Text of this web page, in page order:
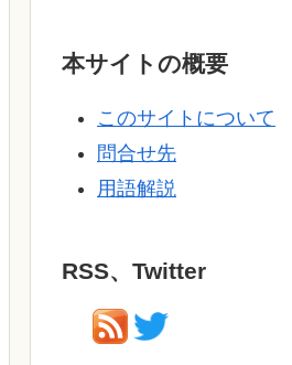
本サイトの概要
このサイトについて
問合せ先
用語解説
RSS、Twitter